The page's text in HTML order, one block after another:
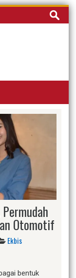
Cari
untuk:
Otomotif
Ekbis
bentuk